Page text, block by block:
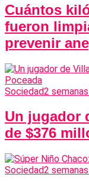
Cuántos
fueron
prevenir
Sociedad2
Un jugador
de $376
Sociedad2